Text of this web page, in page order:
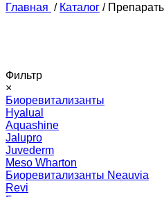
Главная / Каталог /
Фильтр
×
Биоревитализанты
Hyalual
Aquashine
Jalupro
Juvederm
Meso Wharton
Биоревитализанты Neauvia
Revi